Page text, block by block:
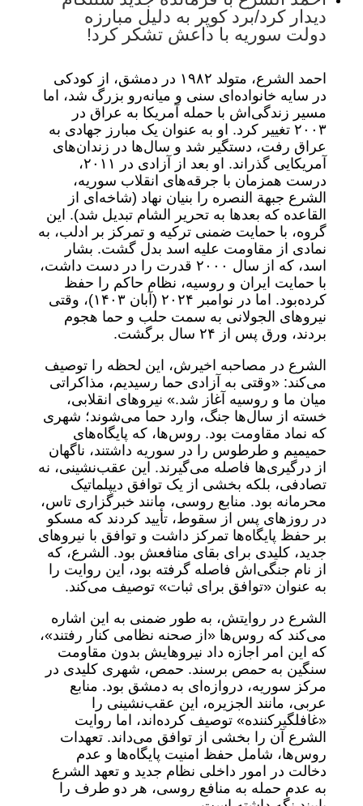
دیدار کرد/برد کوپر به دلیل مبارزه
دولت سوریه با داعش تشکر کرد!
احمد الشرع، متولد ۱۹۸۲ در دمشق، از کودکی
در سایه خانواده‌ای سنی و میانه‌رو بزرگ شد، اما
مسیر زندگی‌اش با حمله آمریکا به عراق در
۲۰۰۳ تغییر کرد. او به عنوان یک مبارز جهادی به
عراق رفت، دستگیر شد و سال‌ها در زندان‌های
آمریکایی گذراند. او بعد از آزادی در ۲۰۱۱،
درست همزمان با جرقه‌های انقلاب سوریه،
الشرع جبهة النصره را بنیان نهاد (شاخه‌ای از
القاعده که بعدها به تحریر الشام تبدیل شد). این
گروه، با حمایت ضمنی ترکیه و تمرکز بر ادلب، به
نمادی از مقاومت علیه اسد بدل گشت. بشار
اسد، که از سال ۲۰۰۰ قدرت را در دست داشت،
با حمایت ایران و روسیه، نظام حاکم را حفظ
کرده‌بود. اما در نوامبر ۲۰۲۴ (آبان ۱۴۰۳)، وقتی
نیروهای الجولانی به سمت حلب و حما هجوم
بردند، ورق پس از ۲۴ سال برگشت.
الشرع در مصاحبه اخیرش، این لحظه را توصیف
می‌کند: «وقتی به آزادی حما رسیدیم، مذاکراتی
میان ما و روسیه آغاز شد.» نیروهای انقلابی،
خسته از سال‌ها جنگ، وارد حما می‌شوند؛ شهری
که نماد مقاومت بود. روس‌ها، که پایگاه‌های
حمیمیم و طرطوس را در سوریه داشتند، ناگهان
از درگیری‌ها فاصله می‌گیرند. این عقب‌نشینی، نه
تصادفی، بلکه بخشی از یک توافق دیپلماتیک
محرمانه بود. منابع روسی، مانند خبرگزاری تاس،
در روزهای پس از سقوط، تأیید کردند که مسکو
بر حفظ پایگاه‌ها تمرکز داشت و توافق با نیروهای
جدید، کلیدی برای بقای منافعش بود. الشرع، که
از نام جنگی‌اش فاصله گرفته بود، این روایت را
به عنوان «توافق برای ثبات» توصیف می‌کند.
الشرع در روایتش، به طور ضمنی به این اشاره
می‌کند که روس‌ها «از صحنه نظامی کنار رفتند»،
که این امر اجازه داد نیروهایش بدون مقاومت
سنگین به حمص برسند. حمص، شهری کلیدی در
مرکز سوریه، دروازه‌ای به دمشق بود. منابع
عربی، مانند الجزیره، این عقب‌نشینی را
«غافلگیرکننده» توصیف کرده‌اند، اما روایت
الشرع آن را بخشی از توافق می‌داند. تعهدات
روس‌ها، شامل حفظ امنیت پایگاه‌ها و عدم
دخالت در امور داخلی نظام جدید و تعهد الشرع
به عدم حمله به منافع روسی، هر دو طرف را